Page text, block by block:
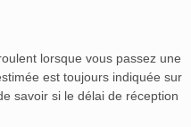
lorsque vous passez une
est toujours indiquée sur
savoir si le délai de réception